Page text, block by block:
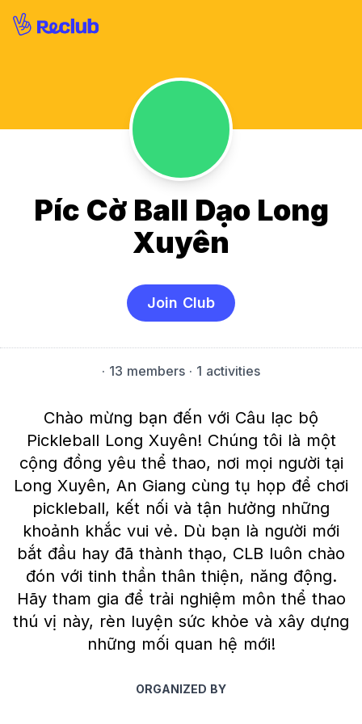
Píc Cờ Ball Dạo Long
Xuyên
Join Club
· 13 members · 1 activities
Chào mừng bạn đến với Câu lạc bộ
Pickleball Long Xuyên! Chúng tôi là một
cộng đồng yêu thể thao, nơi mọi người tại
Long Xuyên, An Giang cùng tụ họp để chơi
pickleball, kết nối và tận hưởng những
khoảnh khắc vui vẻ. Dù bạn là người mới
bắt đầu hay đã thành thạo, CLB luôn chào
đón với tinh thần thân thiện, năng động.
Hãy tham gia để trải nghiệm môn thể thao
thú vị này, rèn luyện sức khỏe và xây dựng
những mối quan hệ mới!
ORGANIZED BY